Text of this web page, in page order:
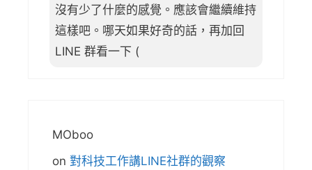
沒有少了什麼的感覺。應該會繼續維持
這樣吧。哪天如果好奇的話，再加回
LINE 群看一下 (
MOboo
on 對科技工作講LINE社群的觀察